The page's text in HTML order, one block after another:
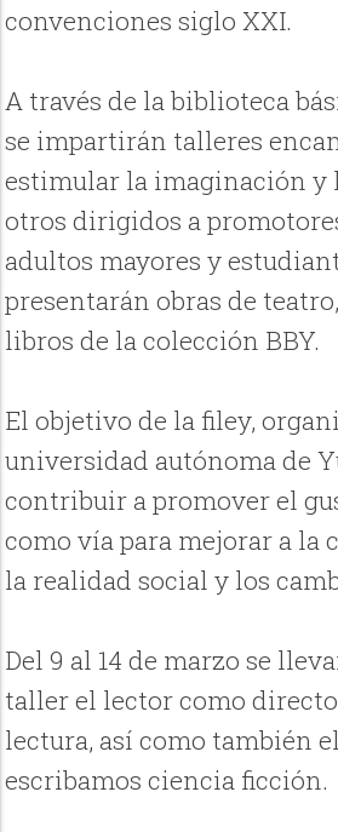
convenciones siglo XXI.
A través de la biblioteca
se impartirán talleres
estimular la imaginación y
otros dirigidos a
adultos mayores y
presentarán obras de
libros de la colección BBY.
El objetivo de la filey,
universidad autónoma de
contribuir a promover el
como vía para mejorar a la
la realidad social y los
Del 9 al 14 de marzo se
taller el lector como
lectura, así como también
escribamos ciencia ficción.